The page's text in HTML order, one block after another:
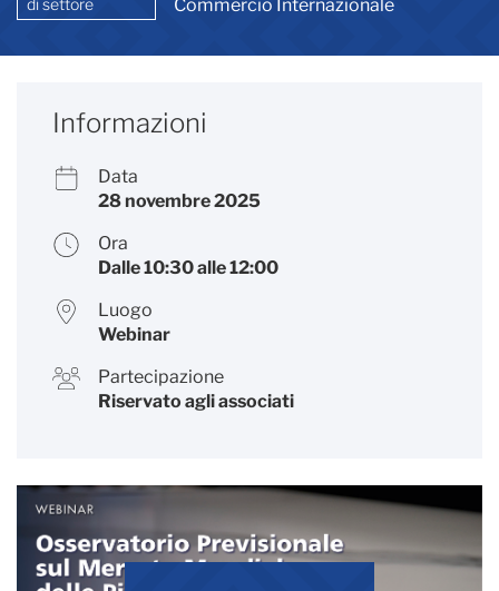
di settore
Commercio Internazionale
Informazioni
Data
28 novembre 2025
Ora
Dalle 10:30 alle 12:00
Luogo
Webinar
Partecipazione
Riservato agli associati